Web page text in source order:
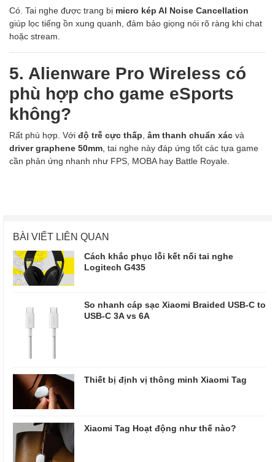
Có. Tai nghe được trang bị micro kép AI Noise Cancellation
giúp lọc tiếng ồn xung quanh, đảm bảo giọng nói rõ ràng khi chat
hoặc stream.
5. Alienware Pro Wireless có
phù hợp cho game eSports
không?
Rất phù hợp. Với độ trễ cực thấp âm thanh chuẩn xác và
driver graphene 50mm , tai nghe này đáp ứng tốt các tựa game
cần phản ứng nhanh như FPS, MOBA hay Battle Royale.
BÀI VIẾT LIÊN QUAN
Cách khắc phục lỗi kết nối tai nghe
Logitech G435
So nhanh cáp sạc Xiaomi Braided USB-C to
USB-C 3A vs 6A
Thiết bị định vị thông minh Xiaomi Tag
Xiaomi Tag Hoạt động như thế nào?